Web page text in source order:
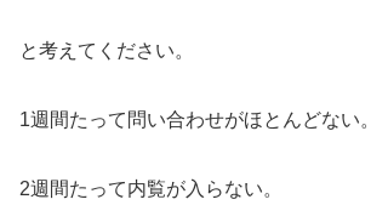
と考えてください。
1週間たって問い合わせがほとんどない。
2週間たって内覧が入らない。